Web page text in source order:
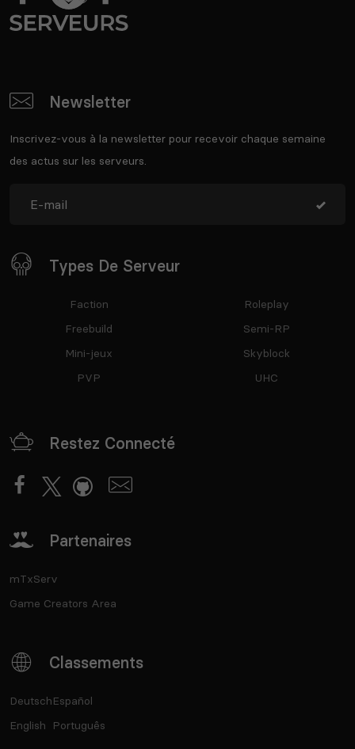
Newsletter
Inscrivez-vous à la newsletter pour recevoir chaque semaine
des actus sur les serveurs.
Types De Serveur
Faction
Freebuild
Mini-jeux
PVP
Roleplay
Semi-RP
Skyblock
UHC
Restez Connecté
Partenaires
mTxServ
Game Creators Area
Classements
Deutsch
English
Español
Português